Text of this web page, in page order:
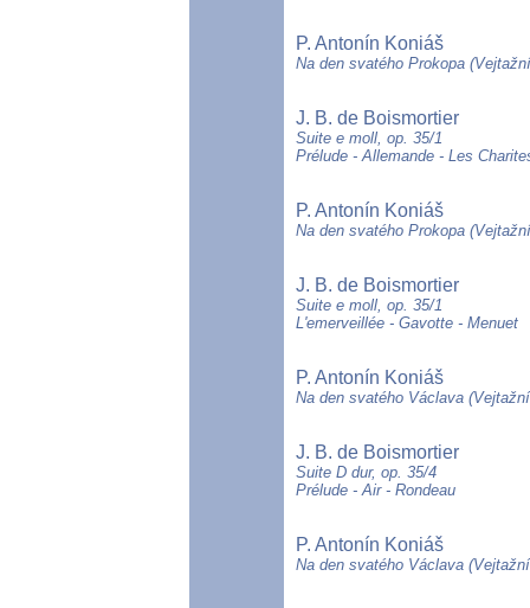
P. Antonín Koniáš
Na den svatého Prokopa
J. B. de Boismortier
Suite e moll, op. 35/1
Prélude - Allemande - Les
P. Antonín Koniáš
Na den svatého Prokopa
J. B. de Boismortier
Suite e moll, op. 35/1
L'emerveillée - Gavotte - Menuet
P. Antonín Koniáš
Na den svatého Václava
J. B. de Boismortier
Suite D dur, op. 35/4
Prélude - Air - Rondeau
P. Antonín Koniáš
Na den svatého Václava